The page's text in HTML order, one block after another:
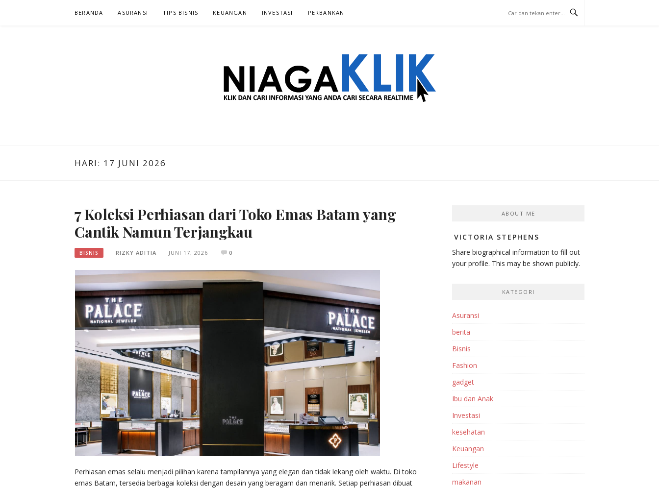
BERANDA ASURANSI TIPS BISNIS KEUANGAN INVESTASI‎ PERBANKAN‎
HARI: 17 JUNI 2026
7 Koleksi Perhiasan dari Toko Emas Batam yang
Cantik Namun Terjangkau
BISNIS RIZKY ADITIA JUNI 17, 2026 0
Perhiasan emas selalu menjadi pilihan karena tampilannya yang elegan dan tidak lekang oleh waktu. Di toko
emas Batam, tersedia berbagai koleksi dengan desain yang beragam dan menarik. Setiap perhiasan dibuat
ABOUT ME
VICTORIA STEPHENS
Share biographical information to fill out
your profile. This may be shown publicly.
KATEGORI
Asuransi
berita
Bisnis
Fashion
gadget
Ibu dan Anak
Investasi‎
kesehatan
Keuangan
Lifestyle
makanan